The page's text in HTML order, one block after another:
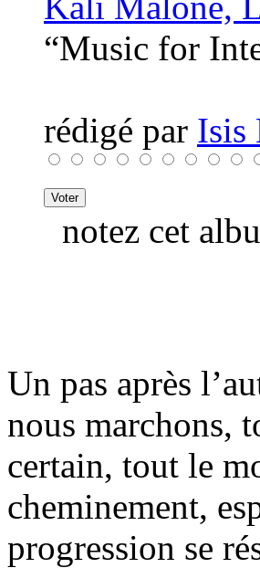
“Music for
rédigé par Isis
notez cet
Un pas après
nous marchons,
certain, tout le
cheminement,
progression se